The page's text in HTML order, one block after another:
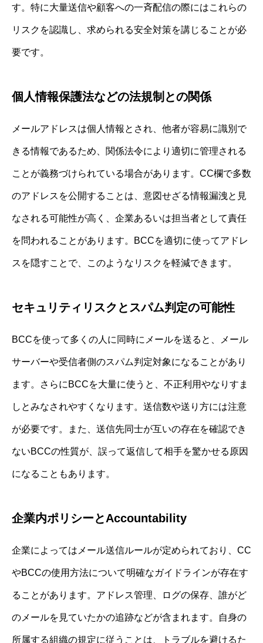
す。特に大量送信や顧客への一斉配信の際にはこれらの
リスクを認識し、求められる安全対策を講じることが必
要です。
個人情報保護法などの法規制との関係
メールアドレスは個人情報とされ、他者が容易に識別で
きる情報であるため、関係法令により適切に管理される
ことが義務づけられている場合があります。CC欄で多数
のアドレスを公開することは、意図せざる情報漏洩と見
なされる可能性が高く、企業あるいは担当者として責任
を問われることがあります。BCCを適切に使ってアドレ
スを隠すことで、このようなリスクを軽減できます。
セキュリティリスクとスパム判定の可能性
BCCを使って多くの人に同時にメールを送ると、メール
サーバーや受信者側のスパム判定対象になることがあり
ます。さらにBCCを大量に使うと、不正利用やなりすま
しとみなされやすくなります。送信数や送り方には注意
が必要です。また、送信先同士が互いの存在を確認でき
ないBCCの性質が、誤って返信して相手を驚かせる原因
になることもあります。
企業内ポリシーとAccountability
企業によってはメール送信ルールが定められており、CC
やBCCの使用方法について明確なガイドラインが存在す
ることがあります。アドレス管理、ログの保存、誰がど
のメールを見ていたかの追跡などが含まれます。自身の
所属する組織の規定に従うことは、トラブルを避けるた